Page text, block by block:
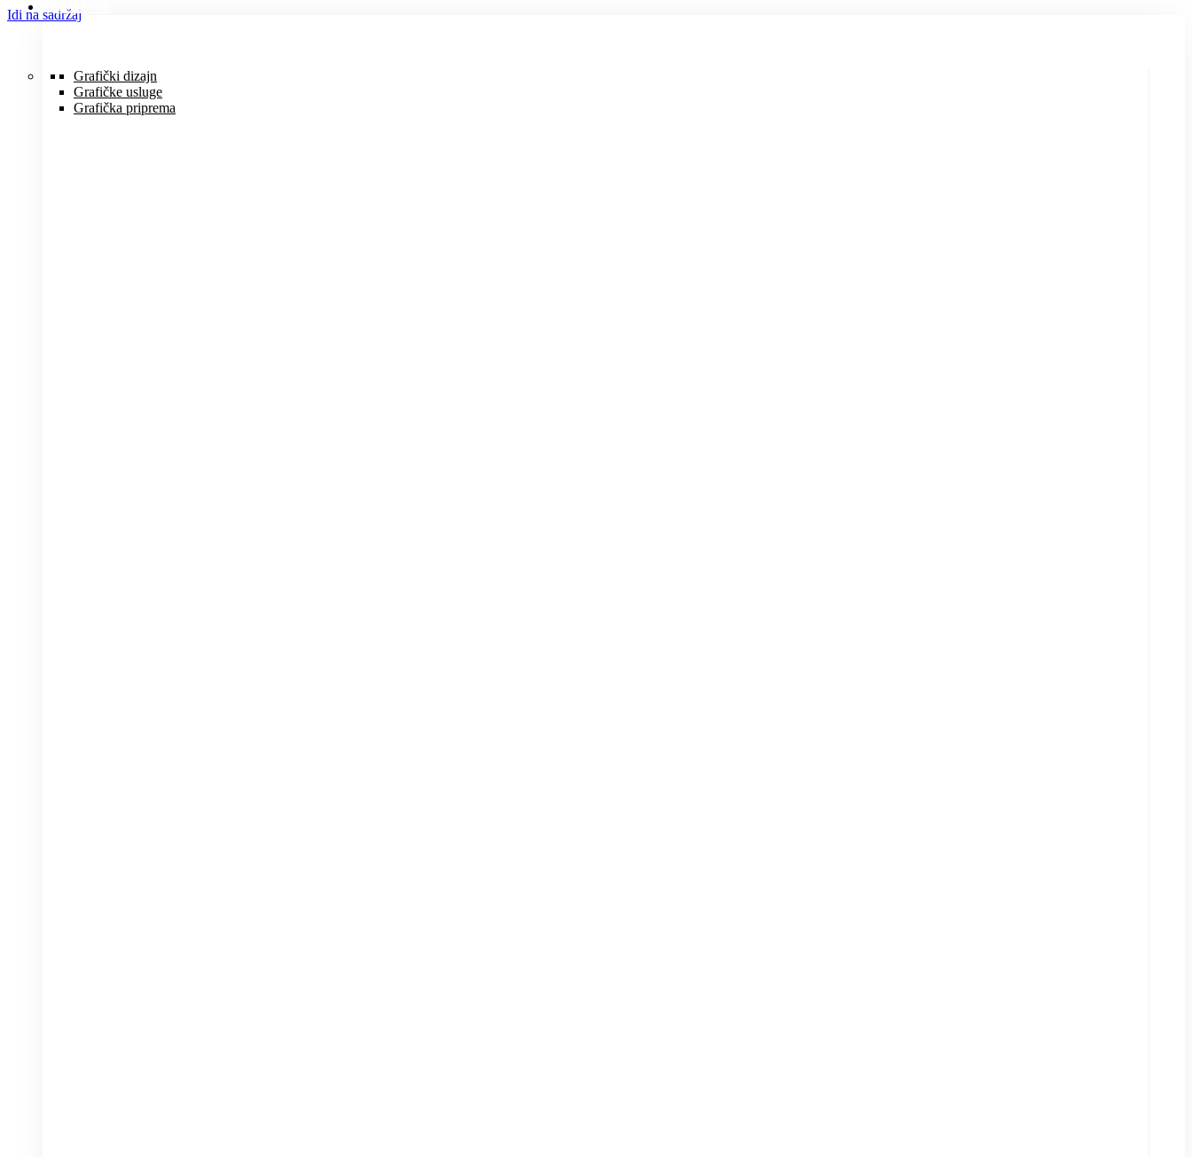
Idi na sadržajUSLUGE
Grafički dizajn
Grafičke usluge
Grafička priprema